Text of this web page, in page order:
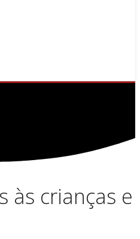
às crianças e